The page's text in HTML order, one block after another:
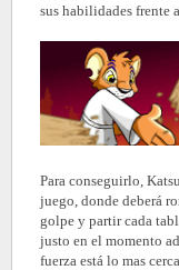
sus habilidades frente
Para conseguirlo,
juego, donde deberá
golpe y partir cada
justo en el momento
fuerza está lo mas